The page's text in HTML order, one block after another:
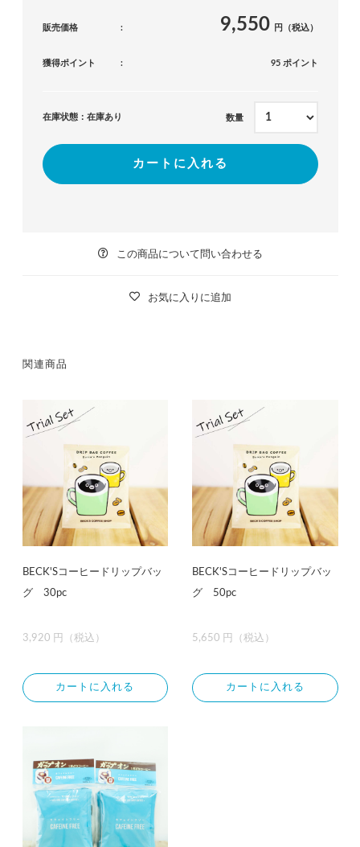
販売価格 9,550 円（税込）
獲得ポイント 95 ポイント
在庫状態：在庫あり 数量
カートに入れる
この商品について問い合わせる
お気に入りに追加
関連商品
BECK'Sコーヒードリップバッ
グ 30pc
3,920 円（税込）
カートに入れる
BECK'Sコーヒードリップバッ
グ 50pc
5,650 円（税込）
カートに入れる